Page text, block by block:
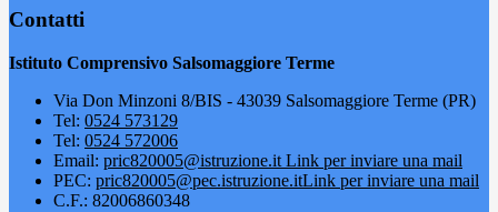
Contatti
Istituto Comprensivo Salsomaggiore Terme
Via Don Minzoni 8/BIS - 43039 Salsomaggiore Terme (PR)
Tel: 0524 573129
Tel: 0524 572006
Email: pric820005@istruzione.it Link per inviare una mail
PEC: pric820005@pec.istruzione.itLink per inviare una mail
C.F.: 82006860348